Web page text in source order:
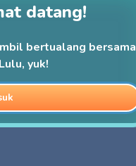
datang!
bertualang bersama
yuk!